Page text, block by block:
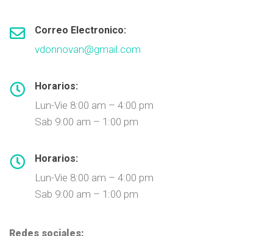
Correo Electronico:
vdonnovan@gmail.com
Horarios:
Lun-Vie 8:00 am – 4:00 pm
Sab 9:00 am – 1:00 pm
Horarios:
Lun-Vie 8:00 am – 4:00 pm
Sab 9:00 am – 1:00 pm
Redes sociales: